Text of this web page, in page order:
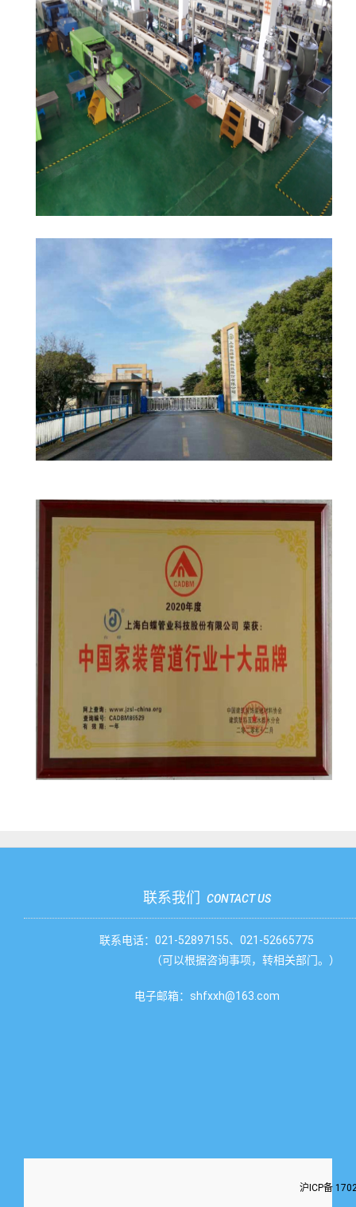
联系我们 CONTACT US
联系电话：021-52897155、021-52665775
（可以根据咨询事项，转相关部门。）
电子邮箱：shfxxh@163.com
沪ICP备